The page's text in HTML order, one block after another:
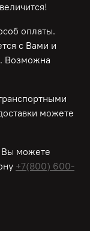
оплаты.
с Вами и
Возможна
можете
Вы можете
+7(800) 600-